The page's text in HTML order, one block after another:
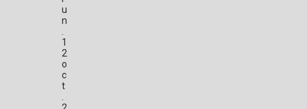
u
n
1
2
o
c
t